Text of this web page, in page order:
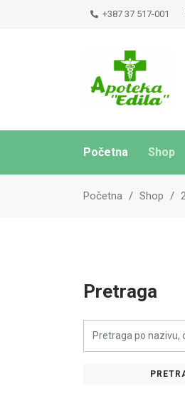
+387 37 517-001
Početna Shop
Početna Shop
Pretraga